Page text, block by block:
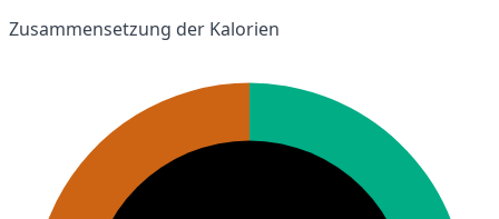
Zusammensetzung der Kalorien